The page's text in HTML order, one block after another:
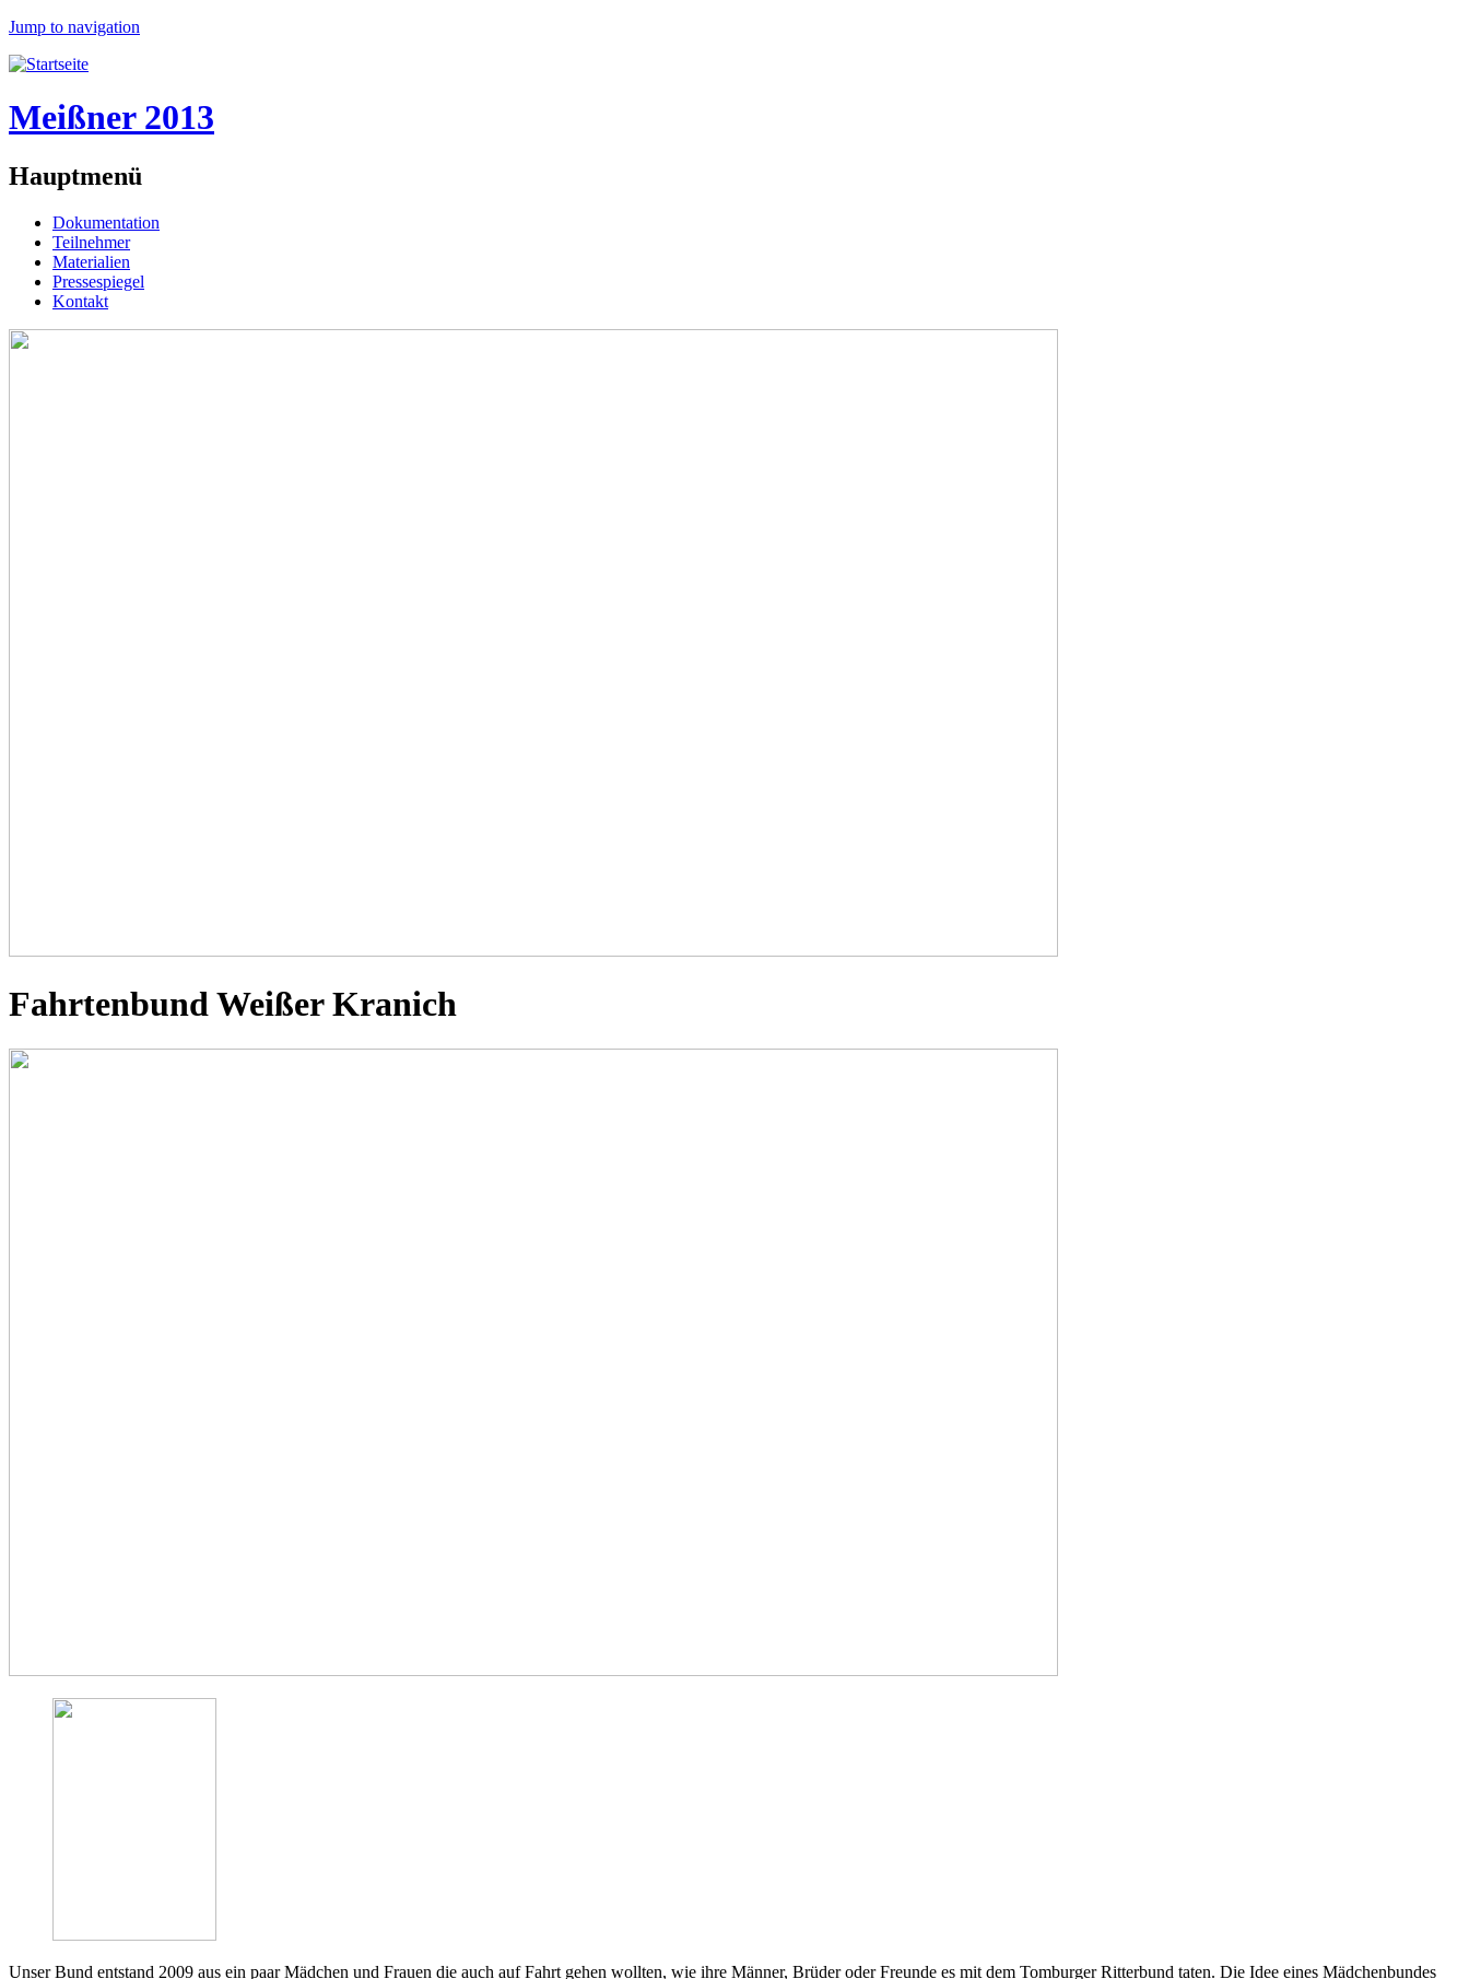
Jump to navigation
Meißner 2013
Hauptmenü
Dokumentation
Teilnehmer
Materialien
Pressespiegel
Kontakt
Fahrtenbund Weißer Kranich
Unser Bund entstand 2009 aus ein paar Mädchen und Frauen die auch auf Fahrt gehen wollten, wie ihre Männer, Brüder oder Freunde es mit dem Tomburger Ritterbund taten. Die Idee eines Mädchenbundes